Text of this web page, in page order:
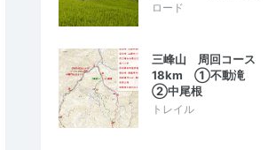
ロード
三峰山 周回コース
18km ①不動滝
②中尾根
トレイル